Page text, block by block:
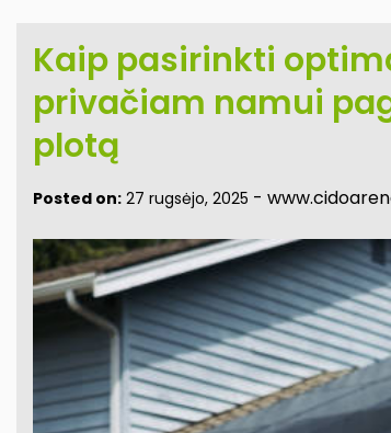
Kaip pasirinkti
privačiam namui
plotą
Posted on: 27 rugsėjo, 2025 -